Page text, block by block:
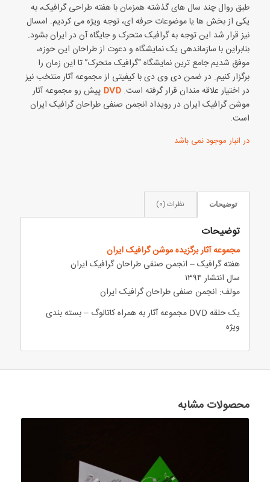
طبق روال چند سال های گذشته همزمان با هفته طراحی گرافیک، به
یکی از بخش ها یا موضوعات حرفه ای، توجه ویژه می کردیم. امسال
نیز قرار شد این توجه به گرافیک متحرک و جایگاه آن در ایران بشود.
بنابراین با سازماندهی یک نمایشگاه و دعوت از طراحان این حوزه،
موفق شدیم جامع ترین نمایشگاه “گرافیک متحرک” تا این زمان را
برگزار کنیم. در ضمن دی وی دی با کیفیتی از مجموعه آثار منتخب نیز
در اختیار علاقه مندان قرار گرفته است. DVD پیش رو مجموعه آثار
موشن گرافیک ایران در رویداد انجمن صنفی طراحان گرافیک ایران
است.
در انبار موجود نمی باشد
توضیحات نظرات (0)
توضیحات
مجموعه آثار برگزیده موشن گرافیک ایران
هفته گرافیک – انجمن صنفی طراحان گرافیک ایران
سال انتشار ۱۳۹۴
مولف: انجمن صنفی طراحان گرافیک ایران
یک حلقه DVD مجموعه آثار به همراه کاتالوگ – بسته بندی
ویژه
محصولات مشابه